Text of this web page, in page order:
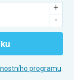
programu